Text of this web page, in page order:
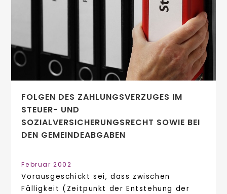
FOLGEN DES ZAHLUNGSVERZUGES IM
STEUER- UND
SOZIALVERSICHERUNGSRECHT SOWIE BEI
DEN GEMEINDEABGABEN
Februar 2002
Vorausgeschickt sei, dass zwischen
Fälligkeit (Zeitpunkt der Entstehung der